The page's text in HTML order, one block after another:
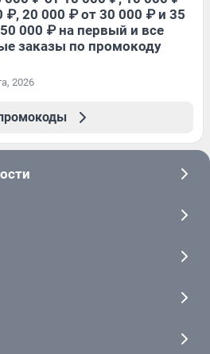
₽, 20 000 ₽ от 30 000 ₽ и 35
000 ₽ на первый и все
заказы по промокоду
2026